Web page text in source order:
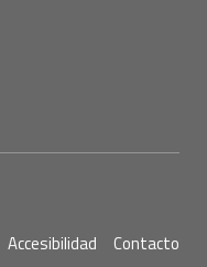
Accesibilidad Contacto